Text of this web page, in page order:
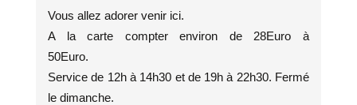
Vous allez adorer venir ici.
A la carte compter environ de 28Euro à
50Euro.
Service de 12h à 14h30 et de 19h à 22h30. Fermé
le dimanche.